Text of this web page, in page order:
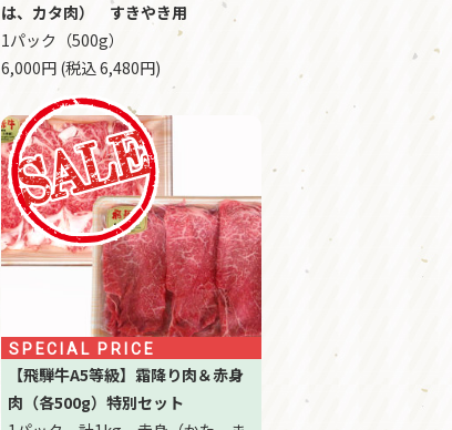
は、カタ肉） すきやき用
1パック（500g）
6,000円 (税込 6,480円)
SPECIAL PRICE
【飛騨牛A5等級】霜降り肉＆赤身
肉（各500g）特別セット